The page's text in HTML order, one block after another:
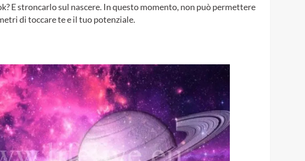
E stroncarlo sul nascere. In questo momento, non può permettere
di toccare te e il tuo potenziale.